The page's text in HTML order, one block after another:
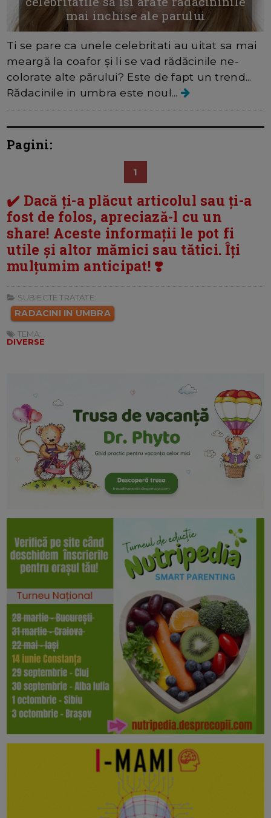
mai inchise ale parului
Ti se pare ca unele celebritati au uitat sa mai
meargă la coafor și li se vad rădăcinile ne-
colorate alte părului? Este de fapt un trend...
Rădacinile in umbra este noul...
Pagini:
1
✔️ Dacă ți-a plăcut articolul sau ți-a
fost de folos, apreciază-l cu un
share! Aceste informații le pot fi
utile și altor mămici sau tătici. Îți
mulțumim anticipat! ❣️
SUBIECTE TRATATE:
RADACINI IN UMBRA
TEMA:
DIVERSE